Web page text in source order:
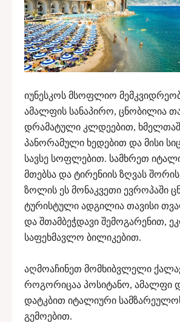
იუნესკოს მსოფლიო
ამალფის სანაპირო, ცნობილია
დრამატული კლდეებით,
პანორამული ხედებით და მისი
სავსე სოფლებით. სამხრეთ
მთებსა და ტირენიის ზღვას
ზოლის ეს მონაკვეთი ევროპაში
ტურისტული ადგილია თავისი
და შთამბეჭდავი შემოგარენით,
საფეხმავლო ბილიკებით.
აღმოაჩინეთ მომხიბვლელი
როგორიცაა პოსიტანო, ამალფი
დატკბით იტალიური
გემოებით.